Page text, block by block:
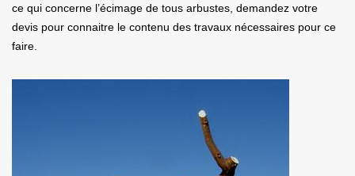
ce qui concerne l’écimage de tous arbustes, demandez votre
devis pour connaitre le contenu des travaux nécessaires pour ce
faire.